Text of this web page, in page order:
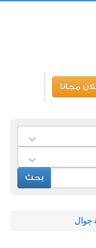
مجانا
بحث
جوال